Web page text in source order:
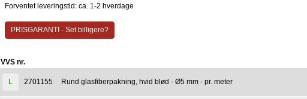
Forventet leveringstid: ca. 1-2 hverdage
PRISGARANTI - Set billigere?
VVS nr.
L 2701155 Rund glasfiberpakning, hvid blød - Ø5 mm - pr. meter